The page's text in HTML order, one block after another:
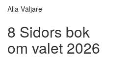
Alla Väljare
8 Sidors bok
om valet 2026